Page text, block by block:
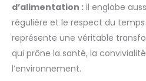
d’alimentation : il englobe
régulière et le respect du temps
représente une véritable
qui prône la santé, la
l’environnement.